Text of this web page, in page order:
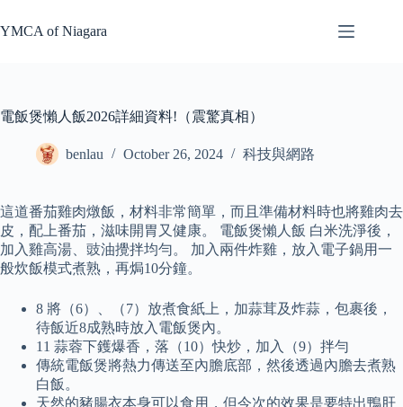
to
content
YMCA of Niagara
電飯煲懶人飯2026詳細資料!（震驚真相）
benlau October 26, 2024 科技與網路
這道番茄雞肉燉飯，材料非常簡單，而且準備材料時也將雞肉去
皮，配上番茄，滋味開胃又健康。 電飯煲懶人飯 白米洗淨後，
加入雞高湯、豉油攪拌均勻。 加入兩件炸雞，放入電子鍋用一
般炊飯模式煮熟，再焗10分鐘。
8 將（6）、（7）放煮食紙上，加蒜茸及炸蒜，包裹後，
待飯近8成熟時放入電飯煲內。
11 蒜蓉下鑊爆香，落（10）快炒，加入（9）拌勻
傳統電飯煲將熱力傳送至內膽底部，然後透過內膽去煮熟
白飯。
天然的豬腸衣本身可以食用，但今次的效果是要特出鴨肝